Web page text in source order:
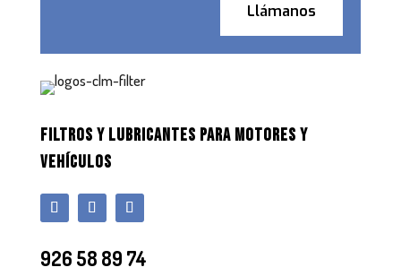
Llámanos
FILTROS Y LUBRICANTES PARA MOTORES Y
VEHÍCULOS
926 58 89 74